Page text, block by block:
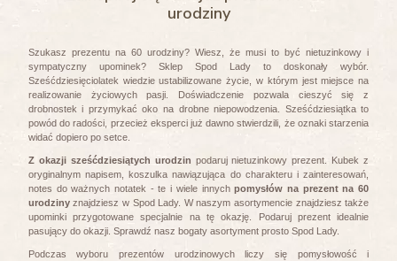
urodziny
Szukasz prezentu na 60 urodziny? Wiesz, że musi to być nietuzinkowy i
sympatyczny upominek? Sklep Spod Lady to doskonały wybór.
Sześćdziesięciolatek wiedzie ustabilizowane życie, w którym jest miejsce na
realizowanie życiowych pasji. Doświadczenie pozwala cieszyć się z
drobnostek i przymykać oko na drobne niepowodzenia. Sześćdziesiątka to
powód do radości, przecież eksperci już dawno stwierdzili, że oznaki starzenia
widać dopiero po setce.
Z okazji sześćdziesiątych urodzin podaruj nietuzinkowy prezent. Kubek z
oryginalnym napisem, koszulka nawiązująca do charakteru i zainteresowań,
notes do ważnych notatek - te i wiele innychpomysłów na prezent na 60
urodzinyznajdziesz w Spod Lady. W naszym asortymencie znajdziesz także
upominki przygotowane specjalnie na tę okazję. Podaruj prezent idealnie
pasujący do okazji. Sprawdź nasz bogaty asortyment prosto Spod Lady.
Podczas wyboru prezentów urodzinowych liczy się pomysłowość i